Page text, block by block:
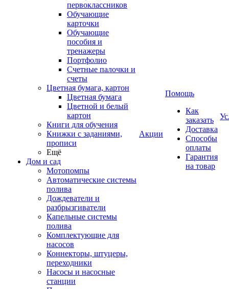
первоклассников
Обучающие
карточки
Обучающие
пособия и
тренажеры
Портфолио
Счетные палочки и
счеты
Цветная бумага, картон
Цветная бумага
Цветной и белый
картон
Книги для обучения
Книжки с заданиями,
прописи
Ещё
Дом и сад
Мотопомпы
Автоматические системы
полива
Дождеватели и
разбрызгиватели
Капельные системы
полива
Комплектующие для
насосов
Коннекторы, штуцеры,
переходники
Насосы и насосные
станции
Акции
Помощь
Как
заказать
Доставка
Способы
оплаты
Гарантия
на товар